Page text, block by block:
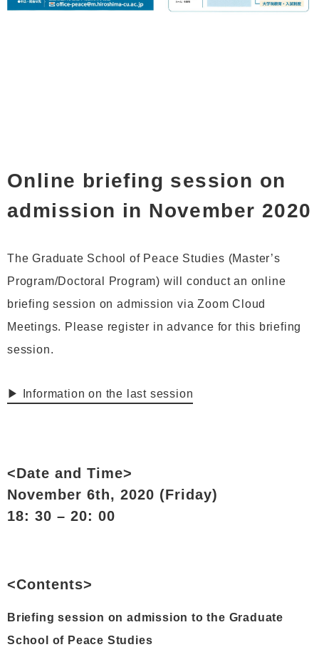
Online briefing session on
admission in November 2020
The Graduate School of Peace Studies (Master’s
Program/Doctoral Program) will conduct an online
briefing session on admission via Zoom Cloud
Meetings. Please register in advance for this briefing
session.
▶ Information on the last session
<Date and Time>
November 6th, 2020 (Friday)
18: 30 – 20: 00
<Contents>
Briefing session on admission to the Graduate
School of Peace Studies